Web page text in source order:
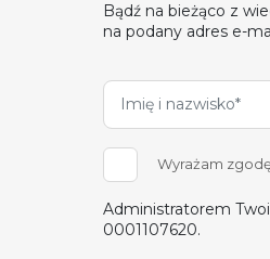
Bądź na bieżąco z
na podany adres e-
Wyrażam
Administratorem
0001107620.